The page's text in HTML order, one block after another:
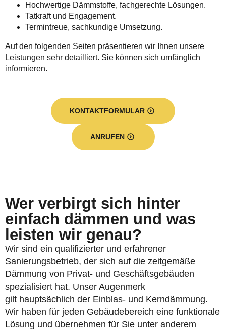
Hochwertige Dämmstoffe, fachgerechte Lösungen.
Tatkraft und Engagement.
Termintreue, sachkundige Umsetzung.
Auf den folgenden Seiten präsentieren wir Ihnen unsere
Leistungen sehr detailliert. Sie können sich umfänglich
informieren.
KONTAKTFORMULAR
ANRUFEN
Wer verbirgt sich hinter
einfach dämmen und was
leisten wir genau?
Wir sind ein qualifizierter und erfahrener
Sanierungsbetrieb, der sich auf die zeitgemäße
Dämmung von Privat- und Geschäftsgebäuden
spezialisiert hat. Unser Augenmerk
gilt hauptsächlich der Einblas- und Kerndämmung.
Wir haben für jeden Gebäudebereich eine funktionale
Lösung und übernehmen für Sie unter anderem